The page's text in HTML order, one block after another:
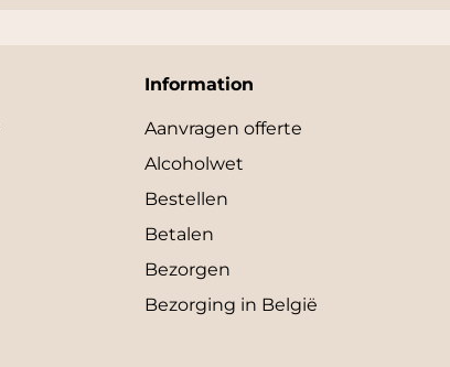
Information
Aanvragen offerte
Alcoholwet
Bestellen
Betalen
Bezorgen
Bezorging in België